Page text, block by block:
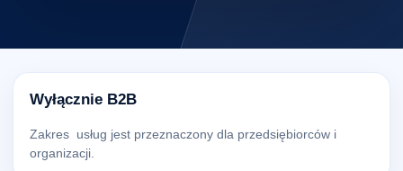
Wyłącznie B2B
Zakres usług jest przeznaczony dla przedsiębiorców i
organizacji.